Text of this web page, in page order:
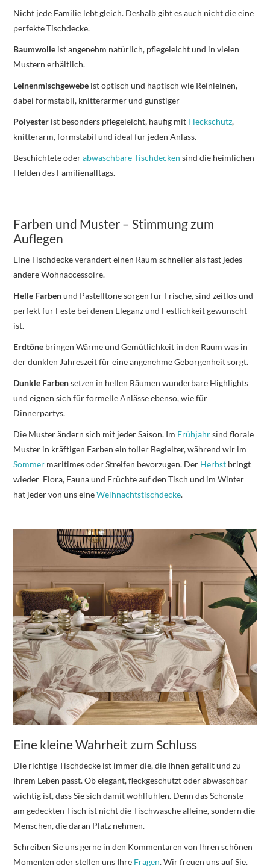
Nicht jede Familie lebt gleich. Deshalb gibt es auch nicht die eine
perfekte Tischdecke.
Baumwolle ist angenehm natürlich, pflegeleicht und in vielen
Mustern erhältlich.
Leinenmischgewebe ist optisch und haptisch wie Reinleinen,
dabei formstabil, knitterärmer und günstiger
Polyester ist besonders pflegeleicht, häufig mit Fleckschutz,
knitterarm, formstabil und ideal für jeden Anlass.
Beschichtete oderabwaschbare Tischdecken sind die heimlichen
Helden des Familienalltags.
Farben und Muster – Stimmung zum
Auflegen
Eine Tischdecke verändert einen Raum schneller als fast jedes
andere Wohnaccessoire.
Helle Farbenund Pastelltöne sorgen für Frische, sind zeitlos und
perfekt für Feste bei denen Eleganz und Festlichkeit gewünscht
ist.
Erdtöne bringen Wärme und Gemütlichkeit in den Raum was in
der dunklen Jahreszeit für eine angenehme Geborgenheit sorgt.
Dunkle Farbensetzen in hellen Räumen wunderbare Highlights
und eignen sich für formelle Anlässe ebenso, wie für
Dinnerpartys.
Die Muster ändern sich mit jeder Saison. Im Frühjahrsind florale
Muster in kräftigen Farben ein toller Begleiter, während wir im
Sommer maritimes oder Streifen bevorzugen. Der Herbst bringt
wieder Flora, Fauna und Früchte auf den Tisch und im Winter
hat jeder von uns eineWeihnachtstischdecke.
Eine kleine Wahrheit zum Schluss
Die richtige Tischdecke ist immer die, die Ihnen gefällt und zu
Ihrem Leben passt. Ob elegant, fleckgeschützt oder abwaschbar –
wichtig ist, dass Sie sich damit wohlfühlen. Denn das Schönste
am gedeckten Tisch ist nicht die Tischwäsche alleine, sondern die
Menschen, die daran Platz nehmen.
Schreiben Sie uns gerne in den Kommentaren von Ihren schönen
Momenten oder stellen uns Ihre Fragen. Wir freuen uns auf Sie.